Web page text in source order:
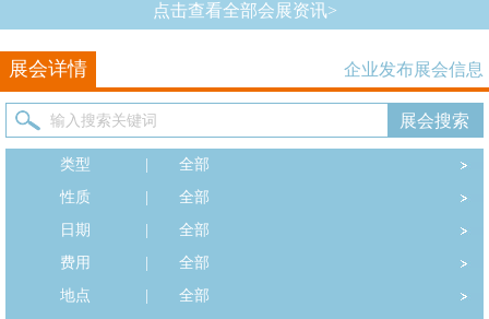
点击查看全部会展资讯>
展会详情 企业发布展会信息
类型
全部
性质
全部
日期
全部
费用
全部
地点
全部